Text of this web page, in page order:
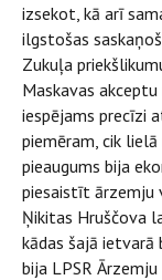
izsekot, kā arī
ilgstošas
Zukuļa
Maskavas
iespējams precīzi
piemēram, cik
pieaugums bija
piesaistīt ārzemju
Ņikitas Hruščova
kādas šajā ietvarā
bija LPSR